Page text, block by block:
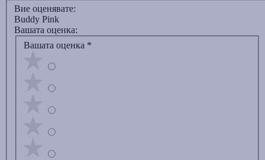
Вие оценявате:
Buddy Pink
Вашата оценка:
Вашата оценка *